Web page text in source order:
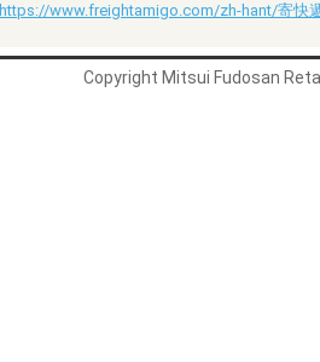
https://www.freightamigo.com/zh-hant/寄快
Copyright Mitsui Fudosan